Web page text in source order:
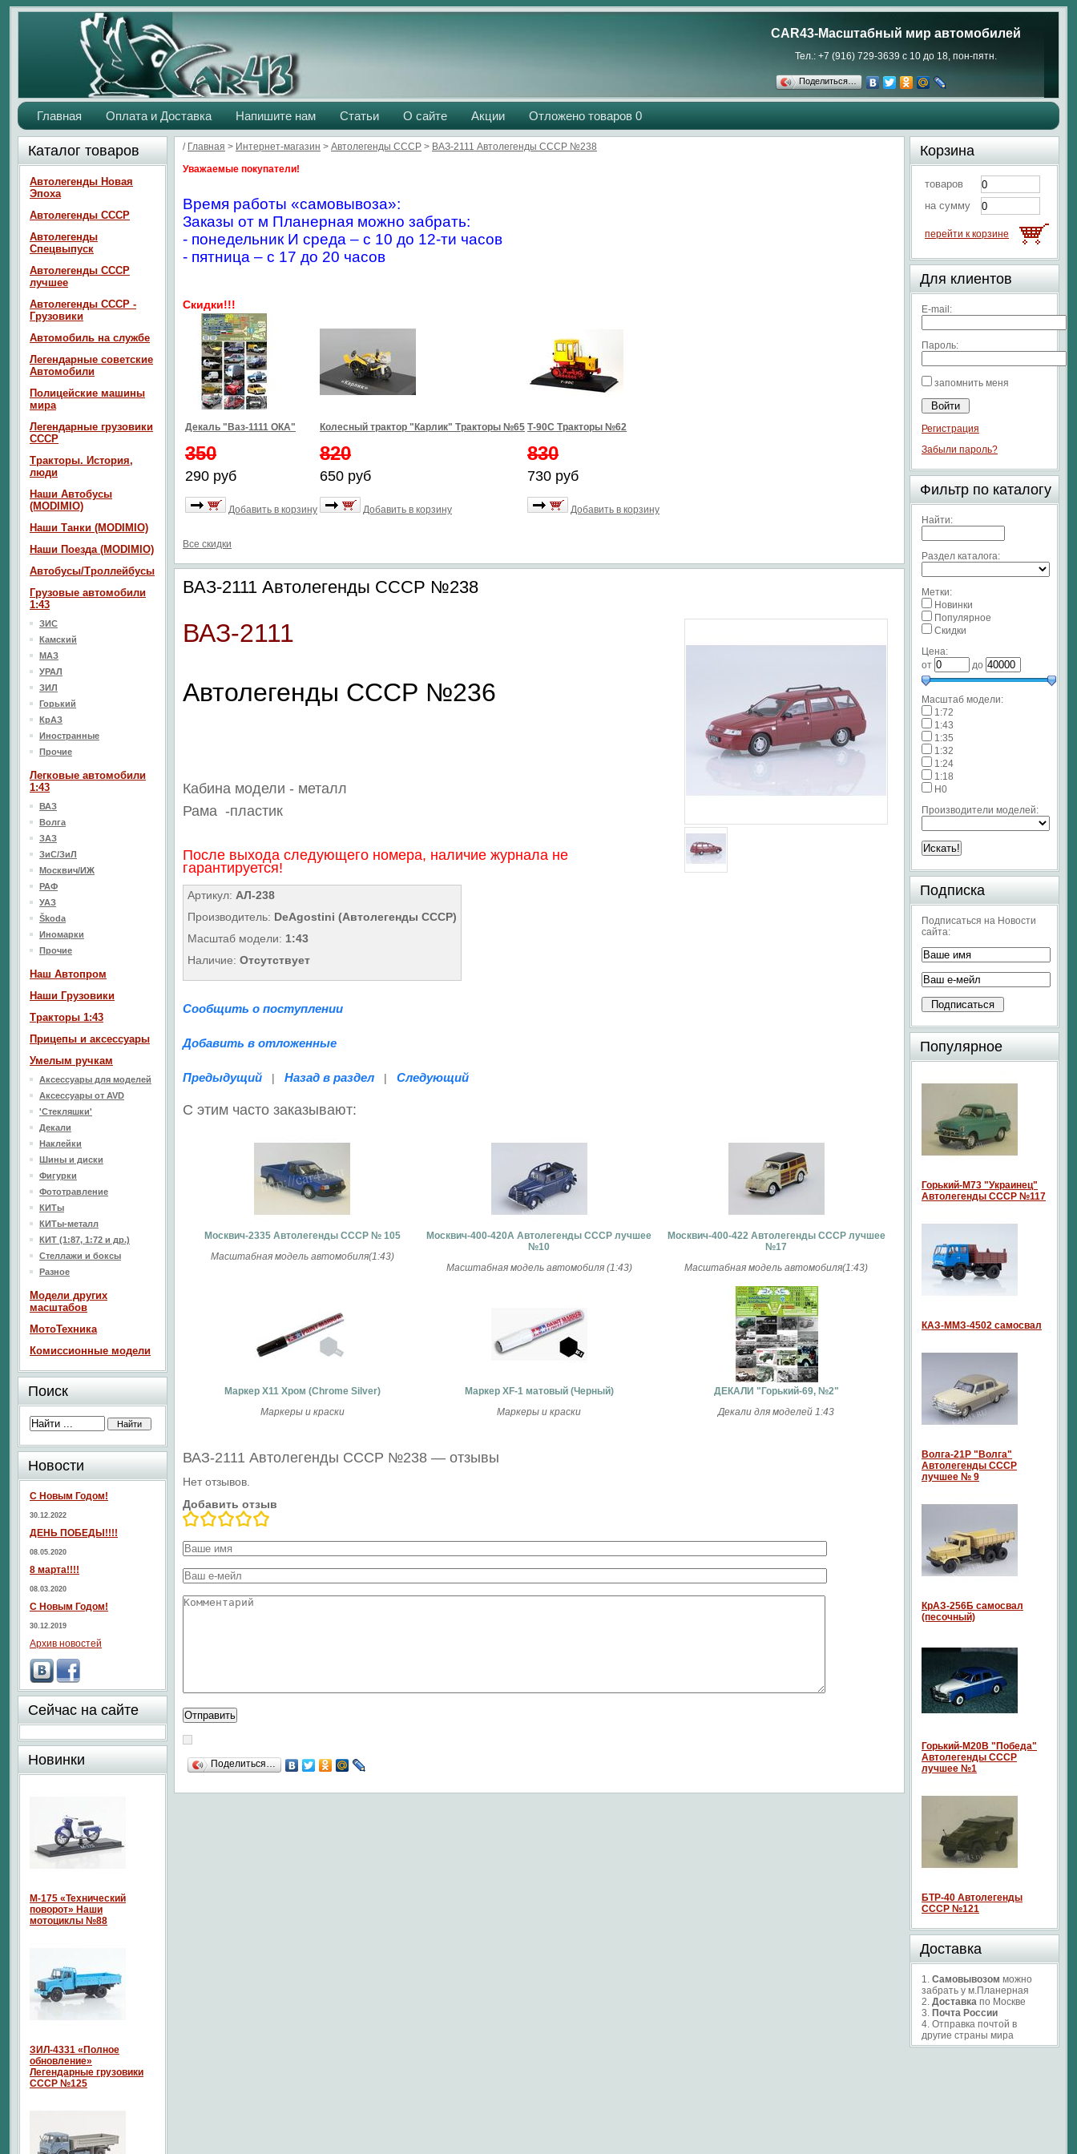
CAR43-Масштабный мир автомобилей
Тел.: +7 (916) 729-3639 с 10 до 18, пон-пятн.
Поделиться…
Главная Оплата и Доставка Напишите нам Статьи О сайте Акции Отложено товаров 0
/ Главная > Интернет-магазин > Автолегенды СССР > ВАЗ-2111 Автолегенды СССР №238
Уважаемые покупатели!
Время работы «самовывоза»:
Заказы от м Планерная можно забрать:
- понедельник И среда – с 10 до 12-ти часов
- пятница – с 17 до 20 часов
Скидки!!!
Декаль "Ваз-1111 ОКА"
350
290 руб
Добавить в корзину
Колесный трактор "Карлик" Тракторы №65
820
650 руб
Добавить в корзину
Т-90С Тракторы №62
830
730 руб
Добавить в корзину
Все скидки
ВАЗ-2111 Автолегенды СССР №238
ВАЗ-2111
Автолегенды СССР №236
Кабина модели - металл
Рама -пластик
После выхода следующего номера, наличие журнала не
гарантируется!
Артикул: АЛ-238
Производитель: DeAgostini (Автолегенды СССР)
Масштаб модели: 1:43
Наличие: Отсутствует
Сообщить о поступлении
Добавить в отложенные
Предыдущий | Назад в раздел | Следующий
С этим часто заказывают:
Москвич-2335 Автолегенды СССР № 105
Масштабная модель автомобиля(1:43)
Москвич-400-420А Автолегенды СССР лучшее
№10
Масштабная модель автомобиля (1:43)
Москвич-400-422 Автолегенды СССР лучшее
№17
Масштабная модель автомобиля(1:43)
Маркер X11 Хром (Chrome Silver)
Маркеры и краски
Маркер ХF-1 матовый (Черный)
Маркеры и краски
ДЕКАЛИ "Горький-69, №2"
Декали для моделей 1:43
ВАЗ-2111 Автолегенды СССР №238 — отзывы
Нет отзывов.
Добавить отзыв
Поделиться…
Каталог товаров
Автолегенды Новая
Эпоха
Автолегенды СССР
Автолегенды
Спецвыпуск
Автолегенды СССР
лучшее
Автолегенды СССР -
Грузовики
Автомобиль на службе
Легендарные советские
Автомобили
Полицейские машины
мира
Легендарные грузовики
СССР
Тракторы. История,
люди
Наши Автобусы
(MODIMIO)
Наши Танки (MODIMIO)
Наши Поезда (MODIMIO)
Автобусы/Троллейбусы
Грузовые автомобили
1:43
ЗИС
Камский
МАЗ
УРАЛ
ЗИЛ
Горький
КрАЗ
Иностранные
Прочие
Легковые автомобили
1:43
ВАЗ
Волга
ЗАЗ
ЗиС/ЗиЛ
Москвич/ИЖ
РАФ
УАЗ
Škoda
Иномарки
Прочие
Наш Aвтопром
Наши Грузовики
Тракторы 1:43
Прицепы и аксессуары
Умелым ручкам
Аксессуары для моделей
Аксессуары от AVD
'Стекляшки'
Декали
Наклейки
Шины и диски
Фигурки
Фототравление
КИТы
КИТы-металл
КИТ (1:87, 1:72 и др.)
Стеллажи и боксы
Разное
Модели других
масштабов
МотоТехника
Комиссионные модели
Поиск
Новости
С Новым Годом!
30.12.2022
ДЕНЬ ПОБЕДЫ!!!!
08.05.2020
8 марта!!!!
08.03.2020
С Новым Годом!
30.12.2019
Архив новостей
Сейчас на сайте
Новинки
М-175 «Технический
поворот» Наши
мотоциклы №88
ЗИЛ-4331 «Полное
обновление»
Легендарные грузовики
СССР №125
Корзина
товаров
на сумму
перейти к корзине
Для клиентов
E-mail:
Пароль:
запомнить меня
Регистрация
Забыли пароль?
Фильтр по каталогу
Найти:
Раздел каталога:
Метки:
Новинки
Популярное
Скидки
Цена:
от
до
Масштаб модели:
1:72
1:43
1:35
1:32
1:24
1:18
H0
Производители моделей:
Подписка
Подписаться на Новости
сайта:
Популярное
Горький-М73 "Украинец"
Автолегенды СССР №117
КАЗ-ММЗ-4502 самосвал
Волга-21P "Волга"
Автолегенды СССР
лучшее № 9
КрАЗ-256Б самосвал
(песочный)
Горький-М20В "Победа"
Автолегенды СССР
лучшее №1
БТР-40 Автолегенды
СССР №121
Доставка
1. Самовывозом можно
забрать у м.Планерная
2. Доставка по Москве
3. Почта России
4. Отправка почтой в
другие страны мира